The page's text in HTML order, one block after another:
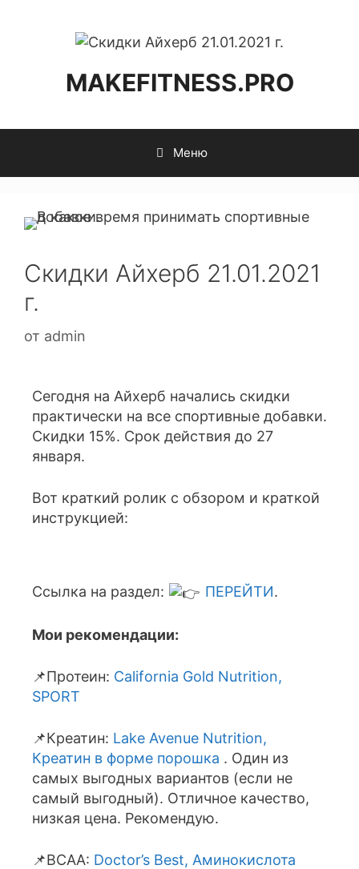
MAKEFITNESS.PRO
Меню
Скидки Айхерб 21.01.2021
г.
от admin
Сегодня на Айхерб начались скидки
практически на все спортивные добавки.
Скидки 15%. Срок действия до 27
января.
Вот краткий ролик с обзором и краткой
инструкцией:
Ссылка на раздел: ПЕРЕЙТИ.
Мои рекомендации:
📌Протеин: California Gold Nutrition,
SPORT
📌Креатин: Lake Avenue Nutrition,
Креатин в форме порошка . Один из
самых выгодных вариантов (если не
самый выгодный). Отличное качество,
низкая цена. Рекомендую.
📌BCAA: Doctor’s Best, Аминокислота